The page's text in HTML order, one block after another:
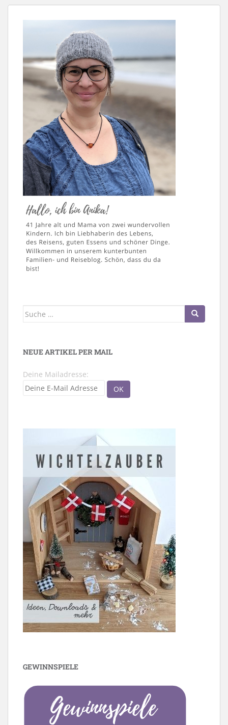
Suche
NEUE ARTIKEL PER MAIL
Deine Mailadresse:
GEWINNSPIELE